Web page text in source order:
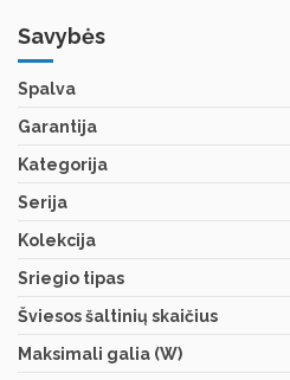
Savybės
Spalva
Garantija
Kategorija
Serija
Kolekcija
Sriegio tipas
Šviesos šaltinių skaičius
Maksimali galia (W)